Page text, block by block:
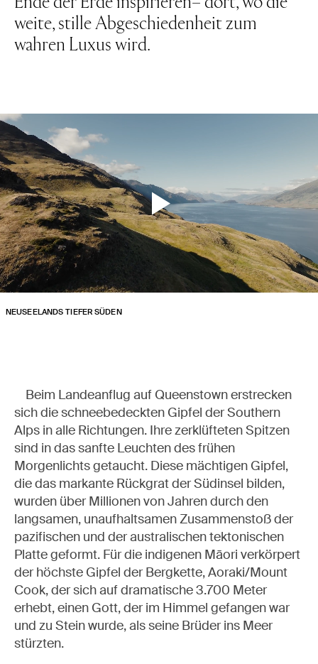
weite, stille Abgeschiedenheit zum
wahren Luxus wird.
NEUSEELANDS TIEFER SÜDEN
Beim Landeanflug auf Queenstown erstrecken
sich die schneebedeckten Gipfel der Southern
Alps in alle Richtungen. Ihre zerklüfteten Spitzen
sind in das sanfte Leuchten des frühen
Morgenlichts getaucht. Diese mächtigen Gipfel,
die das markante Rückgrat der Südinsel bilden,
wurden über Millionen von Jahren durch den
langsamen, unaufhaltsamen Zusammenstoß der
pazifischen und der australischen tektonischen
Platte geformt. Für die indigenen Māori verkörpert
der höchste Gipfel der Bergkette, Aoraki/Mount
Cook, der sich auf dramatische 3.700 Meter
erhebt, einen Gott, der im Himmel gefangen war
und zu Stein wurde, als seine Brüder ins Meer
stürzten.